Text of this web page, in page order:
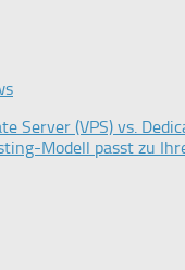
Server (VPS) vs.
Modell passt zu